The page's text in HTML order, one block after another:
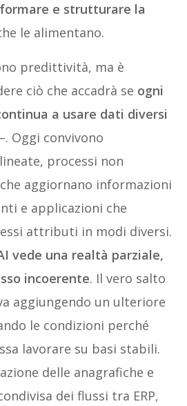
e strutturare la
le alimentano.
predittività, ma è
ciò che accadrà se ogni
a usare dati diversi
Oggi convivono
processi non
aggiornano informazioni
e applicazioni che
attributi in modi diversi.
vede una realtà parziale,
incoerente. Il vero salto
aggiungendo un ulteriore
le condizioni perché
lavorare su basi stabili.
delle anagrafiche e
dei flussi tra ERP,